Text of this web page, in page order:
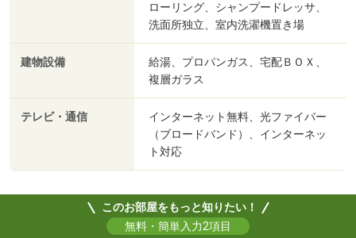
ローリング、シャンプードレッサ、
洗面所独立、室内洗濯機置き場
建物設備
給湯、プロパンガス、宅配ＢＯＸ、
複層ガラス
テレビ・通信
インターネット無料、光ファイバー
（ブロードバンド）、インターネッ
ト対応
このお部屋をもっと知りたい！
無料・簡単入力2項目